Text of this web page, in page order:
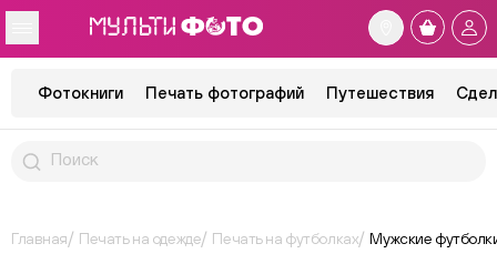
Фотокниги Печать фотографий Путешествия
Главная Печать на одежде Печать на футболках Мужские